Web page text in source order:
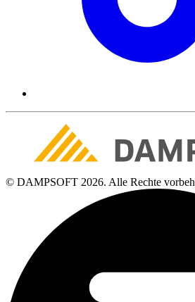
© DAMPSOFT 2026. Alle Rechte